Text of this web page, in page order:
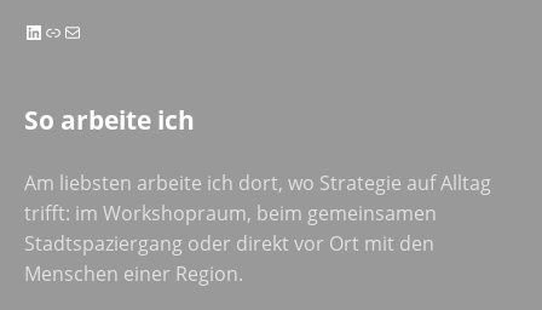
LinkedIn
LinkE-Mail
So arbeite ich
Am liebsten arbeite ich dort, wo Strategie auf Alltag
trifft: im Workshopraum, beim gemeinsamen
Stadtspaziergang oder direkt vor Ort mit den
Menschen einer Region.